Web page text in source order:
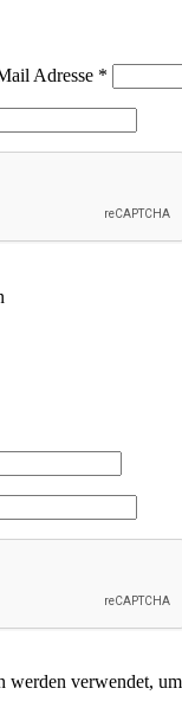
Adresse *
werden verwendet,